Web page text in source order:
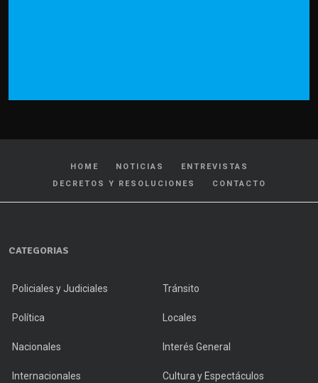
HOME NOTICIAS
ENTREVISTAS
DECRETOS Y RESOLUCIONES
CONTACTO
CATEGORIAS
Policiales y Judiciales Tránsito
Política Locales
Nacionales Interés General
Internacionales Cultura y Espectáculos